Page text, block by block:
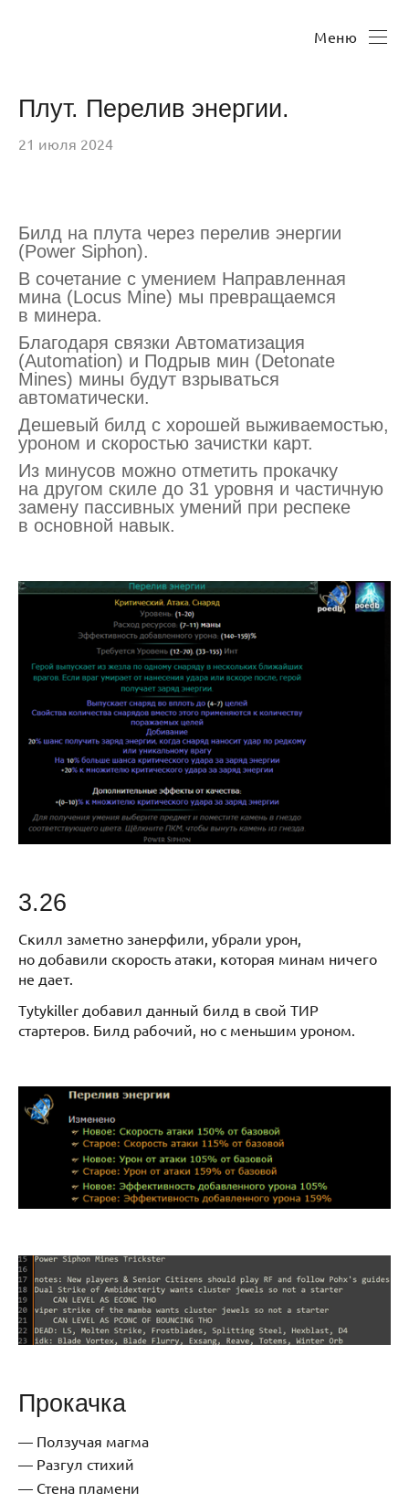
Меню
Плут. Перелив энергии.
21 июля 2024
Билд на плута через перелив энергии
(Power Siphon).
В сочетание с умением Направленная
мина (Locus Mine) мы превращаемся
в минера.
Благодаря связки Автоматизация
(Automation) и Подрыв мин (Detonate
Mines) мины будут взрываться
автоматически.
Дешевый билд с хорошей выживаемостью,
уроном и скоростью зачистки карт.
Из минусов можно отметить прокачку
на другом скиле до 31 уровня и частичную
замену пассивных умений при респеке
в основной навык.
3.26
Скилл заметно занерфили, убрали урон,
но добавили скорость атаки, которая минам ничего
не дает.
Tytykiller добавил данный билд в свой ТИР
стартеров. Билд рабочий, но с меньшим уроном.
Прокачка
Ползучая магма
Разгул стихий
Стена пламени